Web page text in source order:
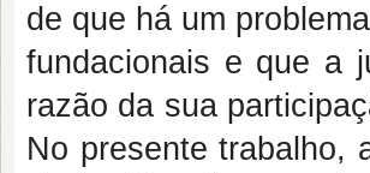
de que há um
fundacionais e que a
razão da sua
No presente trabalho,